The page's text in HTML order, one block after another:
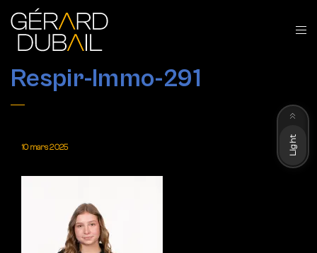
Respir-Immo-291
10 mars 2025 Light
Dark